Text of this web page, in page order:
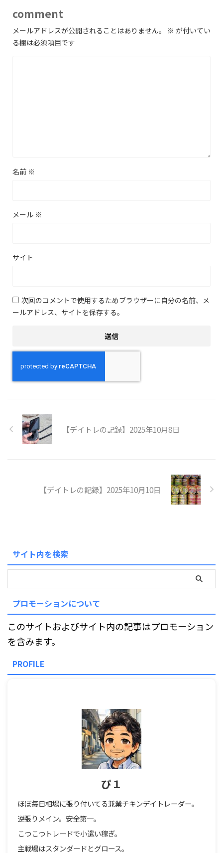
comment
メールアドレスが公開されることはありません。 ※ が付いてい
る欄は必須項目です
名前 ※
メール ※
サイト
次回のコメントで使用するためブラウザーに自分の名前、メ
ールアドレス、サイトを保存する。
【デイトレの記録】2025年10月8日
【デイトレの記録】2025年10月10日
サイト内を検索
プロモーションについて
このサイトおよびサイト内の記事はプロモーション
を含みます。
PROFILE
ぴ１
ほぼ毎日相場に張り付いてる兼業チキンデイトレーダー。
逆張りメイン。安全第一。
こつこつトレードで小遣い稼ぎ。
主戦場はスタンダードとグロース。